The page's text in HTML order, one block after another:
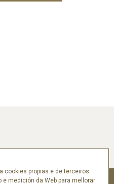
cookies propias e de terceiros
medición da Web para mellorar